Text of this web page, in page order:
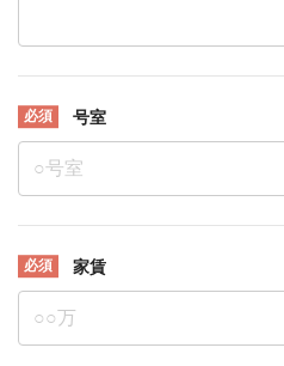
号室
家賃